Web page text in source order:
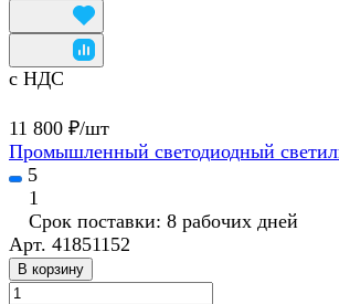
с НДС
11 800 ₽/шт
Промышленный светодиодный
5
1
Срок поставки: 8 рабочих дней
Арт. 41851152
В корзину